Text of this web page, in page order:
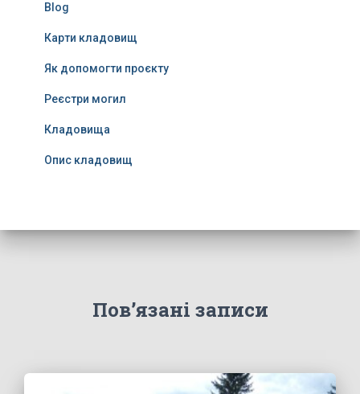
Blog
Карти кладовищ
Як допомогти проєкту
Реєстри могил
Кладовища
Опис кладовищ
Пов’язані записи